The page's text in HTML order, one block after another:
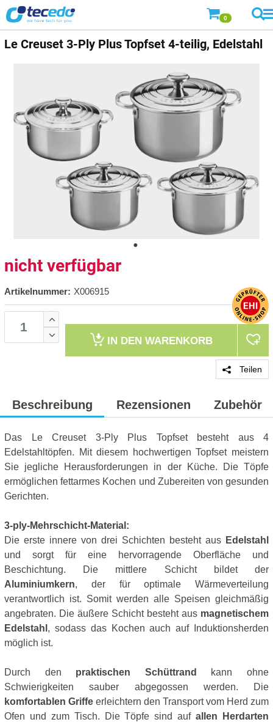
0
Le Creuset 3-Ply Plus Topfset 4-teilig, Edelstahl
nicht verfügbar
Artikelnummer: X006915
IN DEN WARENKORB
Teilen
Beschreibung Rezensionen Zubehör
Das Le Creuset 3-Ply Plus Topfset besteht aus 4
Edelstahltöpfen. Mit diesem hochwertigen Topfset meistern
Sie jegliche Herausforderungen in der Küche. Die Töpfe
ermöglichen fettarmes Kochen und Zubereiten von gesunden
Gerichten.
3-ply-Mehrschicht-Material:
Die erste innere von drei Schichten besteht aus Edelstahl
und sorgt für eine hervorragende Oberfläche und
Beschichtung. Die mittlere Schicht bildet der
Aluminiumkern, der für optimale Wärmeverteilung
verantwortlich ist. Somit werden alle Speisen gleichmäßig
angebraten. Die äußere Schicht besteht aus magnetischem
Edelstahl , sodass das Kochen auch auf Induktionsherden
möglich ist.
Durch den praktischen Schüttrand
kann ohne
Schwierigkeiten sauber abgegossen werden. Die
komfortablen Griffe erleichtern den Transport vom Herd zum
Ofen und zum Tisch. Die Töpfe sind aufallen Herdarten